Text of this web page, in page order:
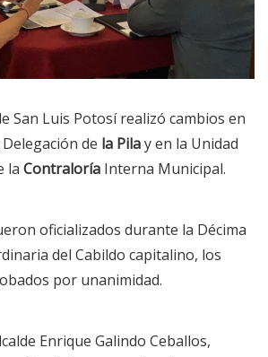
San Luis Potosí realizó cambios en
de la Pilay en la Unidad
la Contraloría Interna Municipal.
oficializados durante la Décima
del Cabildo capitalino, los
por unanimidad.
Enrique Galindo Ceballos,